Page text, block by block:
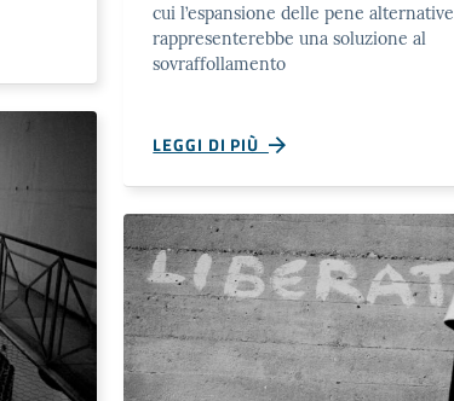
cui l’espansione delle pene alternative
rappresenterebbe una soluzione al
sovraffollamento
LEGGI DI PIÙ